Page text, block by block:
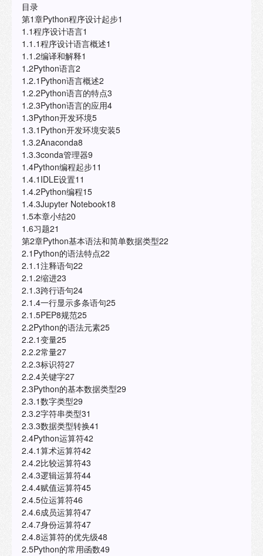
目录
第1章Python程序设计起步1
1.1程序设计语言1
1.1.1程序设计语言概述1
1.1.2编译和解释1
1.2Python语言2
1.2.1Python语言概述2
1.2.2Python语言的特点3
1.2.3Python语言的应用4
1.3Python开发环境5
1.3.1Python开发环境安装5
1.3.2Anaconda8
1.3.3conda管理器9
1.4Python编程起步11
1.4.1IDLE设置11
1.4.2Python编程15
1.4.3Jupyter Notebook18
1.5本章小结20
1.6习题21
第2章Python基本语法和简单数据类型22
2.1Python的语法特点22
2.1.1注释语句22
2.1.2缩进23
2.1.3跨行语句24
2.1.4一行显示多条语句25
2.1.5PEP8规范25
2.2Python的语法元素25
2.2.1变量25
2.2.2常量27
2.2.3标识符27
2.2.4关键字27
2.3Python的基本数据类型29
2.3.1数字类型29
2.3.2字符串类型31
2.3.3数据类型转换41
2.4Python运算符42
2.4.1算术运算符42
2.4.2比较运算符43
2.4.3逻辑运算符44
2.4.4赋值运算符45
2.4.5位运算符46
2.4.6成员运算符47
2.4.7身份运算符47
2.4.8运算符的优先级48
2.5Python的常用函数49